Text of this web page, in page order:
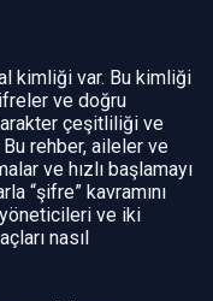
kimliği var. Bu kimliği
ve doğru
çeşitliliği ve
rehber, aileler ve
ve hızlı başlamayı
“şifre” kavramını
ve iki
nasıl